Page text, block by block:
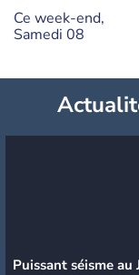
Ce week-end,
Samedi 08
Puissant séisme au